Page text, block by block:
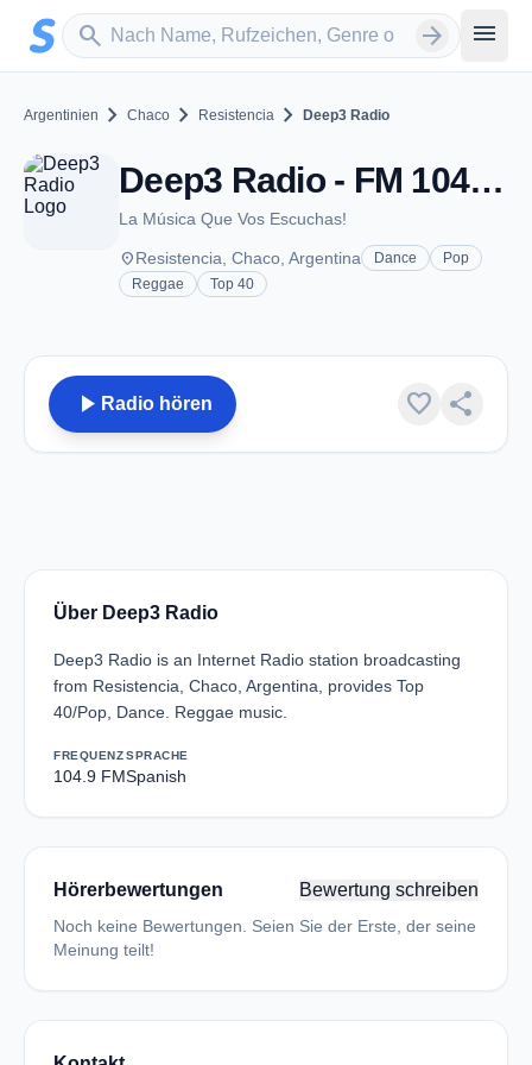
Zum Hauptinhalt springen
search
Sender suchen arrow_forward menu
Argentinien chevron_right Chaco chevron_right Resistencia chevron_right Deep3 Radio
Deep3 Radio - FM 104.9 - Resistencia
La Música Que Vos Escuchas!
placeResistencia, Chaco, Argentina Dance
Pop
Reggae
Top 40
play_arrow Radio hören favorite share
Über Deep3 Radio
Deep3 Radio is an Internet Radio station broadcasting
from Resistencia, Chaco, Argentina, provides Top
40/Pop, Dance. Reggae music.
FREQUENZ
104.9 FM
SPRACHE
Spanish
Hörerbewertungen Bewertung schreiben
Noch keine Bewertungen. Seien Sie der Erste, der seine
Meinung teilt!